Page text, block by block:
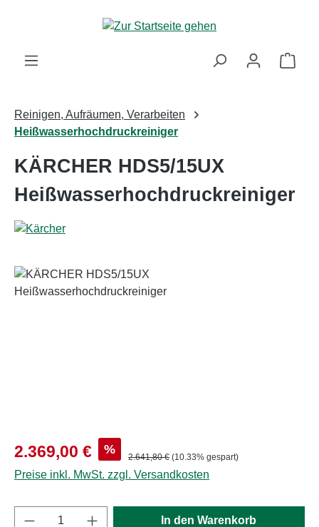
Zum Hauptinhalt springen
Reinigen, Aufräumen, Verarbeiten
Heißwasserhochdruckreiniger
KÄRCHER HDS5/15UX
Heißwasserhochdruckreiniger
Bildergalerie überspringen
Verkaufspreis:
2.369,00 € % Regulärer Preis:
2.641,80 € (10.33% gespart)
Preise inkl. MwSt. zzgl. Versandkosten
Produkt Anzahl: Gib den gewünschten
In den Warenkorb